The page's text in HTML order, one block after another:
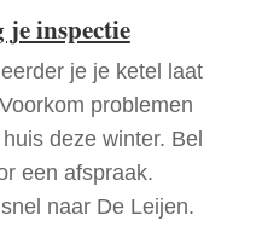
inspectie
je je ketel laat
problemen
deze winter. Bel
een afspraak.
naar De Leijen.